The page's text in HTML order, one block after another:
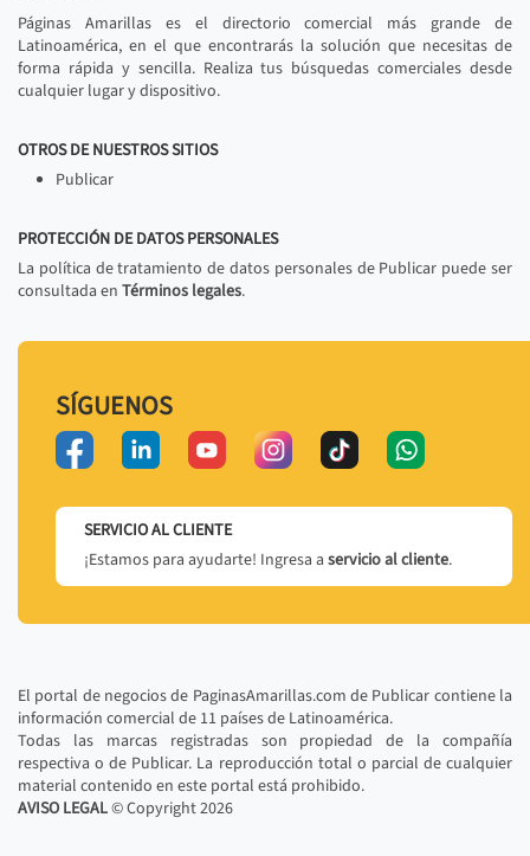
Páginas Amarillas es el directorio comercial más grande de
Latinoamérica, en el que encontrarás la solución que necesitas de
forma rápida y sencilla. Realiza tus búsquedas comerciales desde
cualquier lugar y dispositivo.
OTROS DE NUESTROS SITIOS
Publicar
PROTECCIÓN DE DATOS PERSONALES
La política de tratamiento de datos personales de Publicar puede ser
consultada en Términos legales.
SÍGUENOS
SERVICIO AL CLIENTE
¡Estamos para ayudarte! Ingresa a servicio al cliente.
El portal de negocios de PaginasAmarillas.com de Publicar contiene la
información comercial de 11 países de Latinoamérica.
Todas las marcas registradas son propiedad de la compañía
respectiva o de Publicar. La reproducción total o parcial de cualquier
material contenido en este portal está prohibido.
AVISO LEGAL© Copyright2026